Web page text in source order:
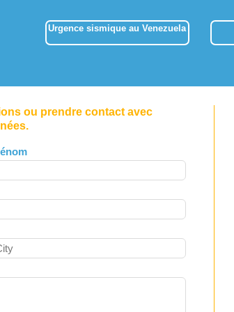
Urgence sismique au Venezuela
ou prendre contact avec